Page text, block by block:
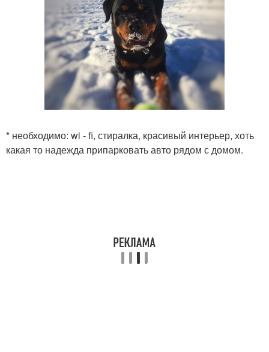
* необходимо: wi - fi, стиралка, красивый интерьер, хоть
какая то надежда припарковать авто рядом с домом.